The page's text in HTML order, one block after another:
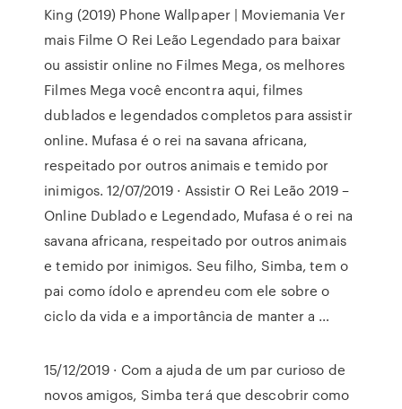
King (2019) Phone Wallpaper | Moviemania Ver
mais Filme O Rei Leão Legendado para baixar
ou assistir online no Filmes Mega, os melhores
Filmes Mega você encontra aqui, filmes
dublados e legendados completos para assistir
online. Mufasa é o rei na savana africana,
respeitado por outros animais e temido por
inimigos. 12/07/2019 · Assistir O Rei Leão 2019 –
Online Dublado e Legendado, Mufasa é o rei na
savana africana, respeitado por outros animais
e temido por inimigos. Seu filho, Simba, tem o
pai como ídolo e aprendeu com ele sobre o
ciclo da vida e a importância de manter a …
15/12/2019 · Com a ajuda de um par curioso de
novos amigos, Simba terá que descobrir como